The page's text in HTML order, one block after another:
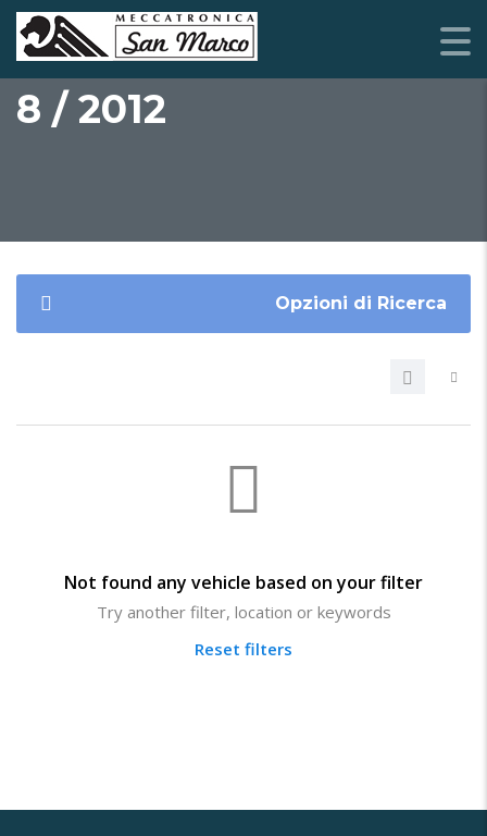
8 / 2012
Opzioni di Ricerca
Not found any vehicle based on your filter
Try another filter, location or keywords
Reset filters